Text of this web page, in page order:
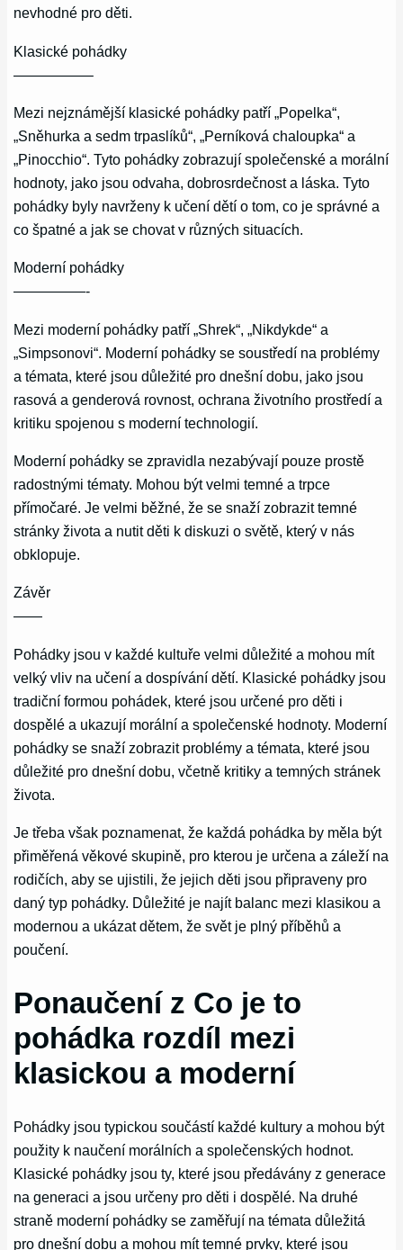
nevhodné pro děti.
Klasické pohádky
—————–
Mezi nejznámější klasické pohádky patří „Popelka“,
„Sněhurka a sedm trpaslíků“, „Perníková chaloupka“ a
„Pinocchio“. Tyto pohádky zobrazují společenské a morální
hodnoty, jako jsou odvaha, dobrosrdečnost a láska. Tyto
pohádky byly navrženy k učení dětí o tom, co je správné a
co špatné a jak se chovat v různých situacích.
Moderní pohádky
—————-
Mezi moderní pohádky patří „Shrek“, „Nikdykde“ a
„Simpsonovi“. Moderní pohádky se soustředí na problémy
a témata, které jsou důležité pro dnešní dobu, jako jsou
rasová a genderová rovnost, ochrana životního prostředí a
kritiku spojenou s moderní technologií.
Moderní pohádky se zpravidla nezabývají pouze prostě
radostnými tématy. Mohou být velmi temné a trpce
přímočaré. Je velmi běžné, že se snaží zobrazit temné
stránky života a nutit děti k diskuzi o světě, který v nás
obklopuje.
Závěr
——
Pohádky jsou v každé kultuře velmi důležité a mohou mít
velký vliv na učení a dospívání dětí. Klasické pohádky jsou
tradiční formou pohádek, které jsou určené pro děti i
dospělé a ukazují morální a společenské hodnoty. Moderní
pohádky se snaží zobrazit problémy a témata, které jsou
důležité pro dnešní dobu, včetně kritiky a temných stránek
života.
Je třeba však poznamenat, že každá pohádka by měla být
přiměřená věkové skupině, pro kterou je určena a záleží na
rodičích, aby se ujistili, že jejich děti jsou připraveny pro
daný typ pohádky. Důležité je najít balanc mezi klasikou a
modernou a ukázat dětem, že svět je plný příběhů a
poučení.
Ponaučení z Co je to
pohádka rozdíl mezi
klasickou a moderní
Pohádky jsou typickou součástí každé kultury a mohou být
použity k naučení morálních a společenských hodnot.
Klasické pohádky jsou ty, které jsou předávány z generace
na generaci a jsou určeny pro děti i dospělé. Na druhé
straně moderní pohádky se zaměřují na témata důležitá
pro dnešní dobu a mohou mít temné prvky, které jsou